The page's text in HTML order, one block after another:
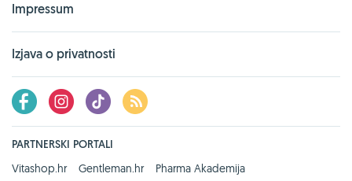
Impressum
Izjava o privatnosti
PARTNERSKI PORTALI
Vitashop.hr
Gentleman.hr
Pharma Akademija